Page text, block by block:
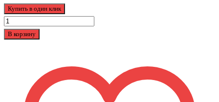
Купить в один клик
Количество
товара
В корзину